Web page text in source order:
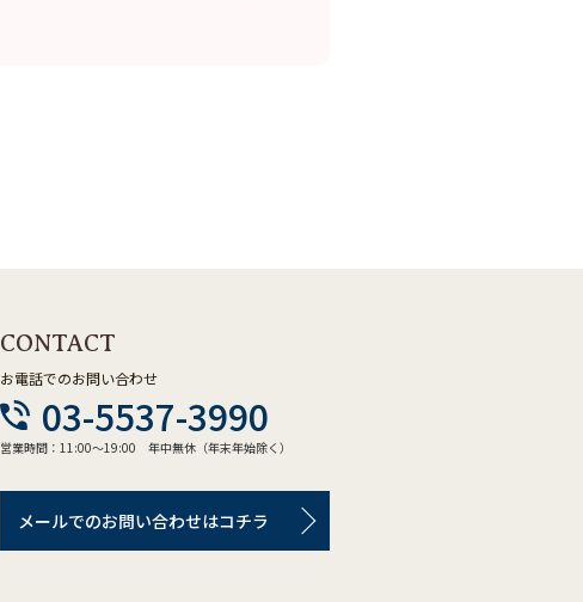
CONTACT
お電話でのお問い合わせ
03-5537-3990
営業時間：11:00～19:00 年中無休（年末年始除く）
メールでのお問い合わせはコチラ